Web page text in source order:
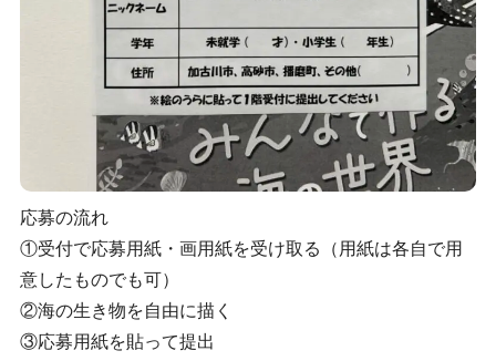
応募の流れ
①受付で応募用紙・画用紙を受け取る（用紙は各自で用
意したものでも可）
②海の生き物を自由に描く
③応募用紙を貼って提出